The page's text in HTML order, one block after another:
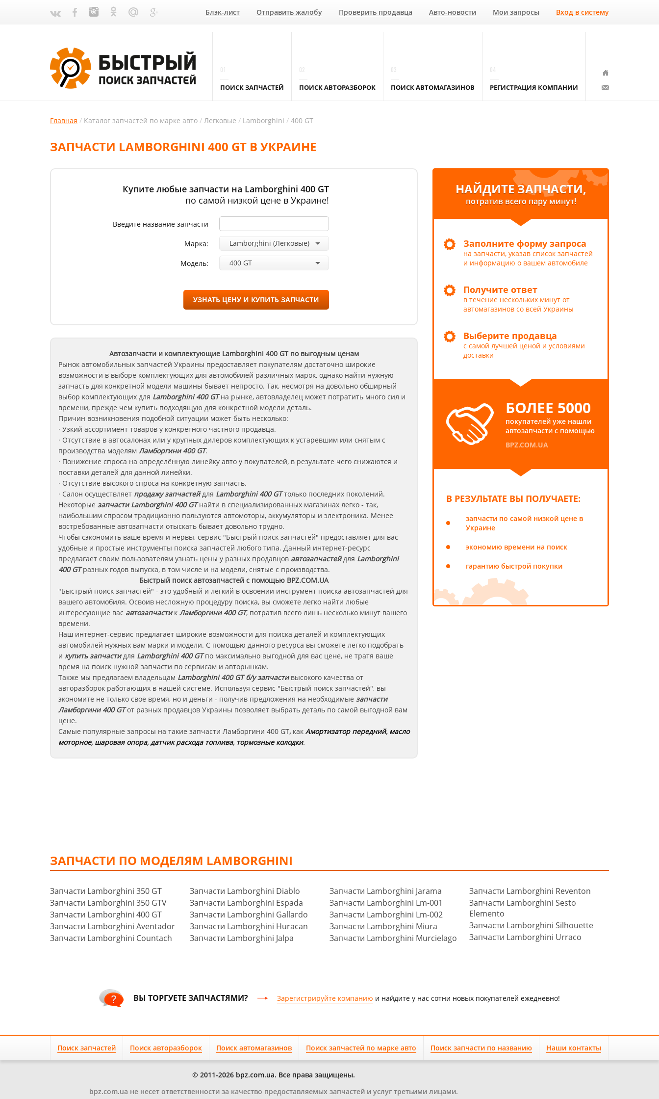
Блэк-лист Отправить жалобу Проверить продавца Авто-новости Мои запросы Вход в систему
ПОИСК ЗАПЧАСТЕЙ ПОИСК АВТОРАЗБОРОК ПОИСК АВТОМАГАЗИНОВ РЕГИСТРАЦИЯ КОМПАНИИ
Главная Каталог запчастей по марке авто Легковые Lamborghini 400 GT
ЗАПЧАСТИ LAMBORGHINI 400 GT В УКРАИНЕ
Купите любые запчасти на Lamborghini 400 GT
по самой низкой цене в Украине!
Введите название запчасти
Марка: Lamborghini (Легковые)
Модель: 400 GT
УЗНАТЬ ЦЕНУ И КУПИТЬ ЗАПЧАСТИ
Автозапчасти и комплектующие Lamborghini 400 GTпо выгодным ценам
Рынок автомобильных запчастей Украины предоставляет покупателям достаточно широкие
возможности в выборе комплектующих для автомобилей различных марок, однако найти нужную
запчасть для конкретной модели машины бывает непросто. Так, несмотря на довольно обширный
выбор комплектующих для Lamborghini 400 GTна рынке, автовладелец может потратить много сил и
времени, прежде чем купить подходящую для конкретной модели деталь.
Причин возникновения подобной ситуации может быть несколько:
· Узкий ассортимент товаров у конкретного частного продавца.
· Отсутствие в автосалонах или у крупных дилеров комплектующих к устаревшим или снятым с
производства моделям Ламборгини400 GT.
· Понижение спроса на определённую линейку авто у покупателей, в результате чего снижаются и
поставки деталей для данной линейки.
· Отсутствие высокого спроса на конкретную запчасть.
· Салон осуществляет продажу запчастейдля Lamborghini 400 GTтолько последних поколений.
Некоторые запчасти Lamborghini 400 GTнайти в специализированных магазинах легко - так,
наибольшим спросом традиционно пользуются автомоторы, аккумуляторы и электроника. Менее
востребованные автозапчасти отыскать бывает довольно трудно.
Чтобы сэкономить ваше время и нервы, сервис "Быстрый поиск запчастей" предоставляет для вас
удобные и простые инструменты поиска запчастей любого типа. Данный интернет-ресурс
предлагает своим пользователям узнать цены у разных продавцов автозапчастейдля Lamborghini
400 GTразных годов выпуска, в том числе и на модели, снятые с производства.
Быстрый поиск автозапчастей с помощью BPZ.COM.UA
"Быстрый поиск запчастей" - это удобный и легкий в освоении инструмент поиска автозапчастей для
вашего автомобиля. Освоив несложную процедуру поиска, вы сможете легко найти любые
интересующие вас автозапчастик Ламборгини 400 GT, потратив всего лишь несколько минут вашего
времени.
Наш интернет-сервис предлагает широкие возможности для поиска деталей и комплектующих
автомобилей нужных вам марки и модели. С помощью данного ресурса вы сможете легко подобрать
и купить запчастидля Lamborghini 400 GTпо максимально выгодной для вас цене, не тратя ваше
время на поиск нужной запчасти по сервисам и авторынкам.
Также мы предлагаем владельцам Lamborghini 400 GTб/у запчастивысокого качества от
авторазборок работающих в нашей системе. Используя сервис "Быстрый поиск запчастей", вы
экономите не только своё время, но и деньги - получив предложения на необходимые запчасти
Ламборгини 400 GTот разных продавцов Украины позволяет выбрать деталь по самой выгодной вам
цене.
Самые популярные запросы на такие запчасти Ламборгини 400 GT, как Амортизатор передний, масло
моторное, шаровая опора,датчик расхода топлива, тормозные колодки.
НАЙДИТЕ ЗАПЧАСТИ,
потратив всего пару минут!
Заполните форму запроса
на запчасти, указав список запчастей
и информацию о вашем автомобиле
Получите ответ
в течение нескольких минут от
автомагазинов со всей Украины
Выберите продавца
с самой лучшей ценой и условиями
доставки
БОЛЕЕ 5000
покупателей уже нашли
автозапчасти с помощью
BPZ.COM.UA
В РЕЗУЛЬТАТЕ ВЫ ПОЛУЧАЕТЕ:
запчасти по самой низкой цене в
Украине
экономию времени на поиск
гарантию быстрой покупки
ЗАПЧАСТИ ПО МОДЕЛЯМ LAMBORGHINI
Запчасти Lamborghini 350 GT
Запчасти Lamborghini 350 GTV
Запчасти Lamborghini 400 GT
Запчасти Lamborghini Aventador
Запчасти Lamborghini Countach
Запчасти Lamborghini Diablo
Запчасти Lamborghini Espada
Запчасти Lamborghini Gallardo
Запчасти Lamborghini Huracan
Запчасти Lamborghini Jalpa
Запчасти Lamborghini Jarama
Запчасти Lamborghini Lm-001
Запчасти Lamborghini Lm-002
Запчасти Lamborghini Miura
Запчасти Lamborghini Murcielago
Запчасти Lamborghini Reventon
Запчасти Lamborghini Sesto
Elemento
Запчасти Lamborghini Silhouette
Запчасти Lamborghini Urraco
ВЫ ТОРГУЕТЕ ЗАПЧАСТЯМИ? Зарегистрируйте компанию и найдите у нас сотни новых покупателей ежедневно!
Поиск запчастей Поиск авторазборок Поиск автомагазинов Поиск запчастей по марке авто Поиск запчасти по названию Наши контакты
© 2011-2026 bpz.com.ua. Все права защищены.
bpz.com.ua не несет ответственности за качество предоставляемых запчастей и услуг третьими лицами.